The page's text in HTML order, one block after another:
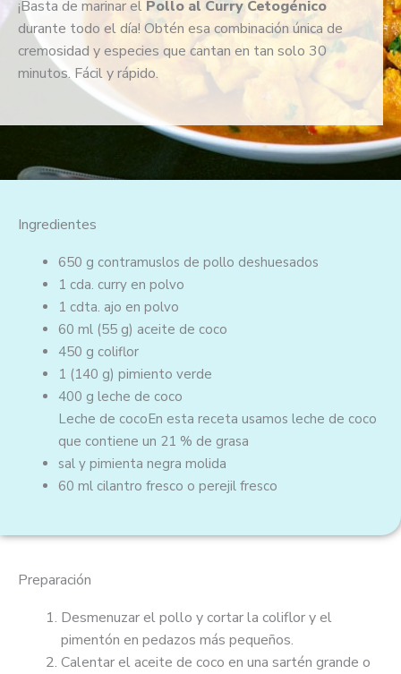
l
o
r
a
d
o
6
d
e
5
¡Basta de marinar el Pollo al Curry Cetogénico
durante todo el día! Obtén esa combinación única de
cremosidad y especies que cantan en tan solo 30
minutos. Fácil y rápido.
Ingredientes
650 g contramuslos de pollo deshuesados
1 cda. curry en polvo
1 cdta. ajo en polvo
60 ml (55 g) aceite de coco
450 g coliflor
1 (140 g) pimiento verde
400 g leche de coco
Leche de cocoEn esta receta usamos leche de coco
que contiene un 21 % de grasa
sal y pimienta negra molida
60 ml cilantro fresco o perejil fresco
Preparación
Desmenuzar el pollo y cortar la coliflor y el
pimentón en pedazos más pequeños.
Calentar el aceite de coco en una sartén grande o